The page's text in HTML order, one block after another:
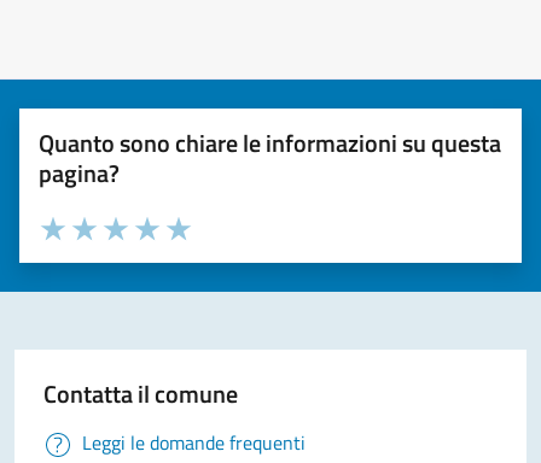
Quanto sono chiare le informazioni su questa
pagina?
Valuta la chiarezza delle informazioni (da 1 a 5 stelle)
Seleziona il numero di stelle per valutare la chiarezza delle
Valuta 5 stelle su 5
Valuta 4 stelle su 5
Valuta 3 stelle su 5
Valuta 2 stelle su 5
Valuta 1 stelle su 5
Contatta il comune
Leggi le domande frequenti